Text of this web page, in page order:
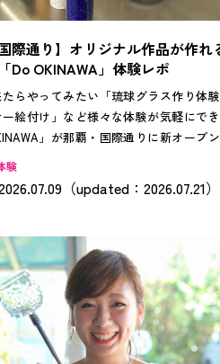
国際通り】オリジナル作品が作れ
Do OKINAWA」体験レポ
らやってみたい「琉球グラス作り体験
ー絵付け」など様々な体験が気軽にで
」が那覇・国際通りに新オープ
みてわかった、おすすめのポイントをご
とでも、天候を気にせず、手ぶらで楽し
トなので、ぜひ参考にしてみてください
験
（updated：2026.07.21）